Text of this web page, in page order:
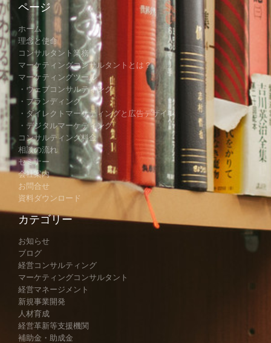
ページ
ホーム
理念と使命
コンサルタント業務
マーケティングコンサルタントとは？
マーケティングツール
・ウェブコンサルティング
・ブランディング
・ダイレクトマーケティングと広告デザイン
・デジタルマーケティング
コンサルティング料金
相談の流れ
セミナー
会社案内
お問合せ
資料ダウンロード
カテゴリー
お知らせ
ブログ
経営コンサルティング
マーケティングコンサルタント
経営マネージメント
新規事業開発
人材育成
経営革新等支援機関
補助金・助成金